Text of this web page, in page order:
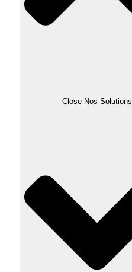
Close Nos Solutions